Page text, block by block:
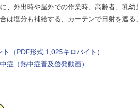
、外出時や屋外での作業時、高齢者、乳
は塩分も補給する、カーテンで日射を遮
（PDF形式 1,025キロバイト）
症（熱中症普及啓発動画）